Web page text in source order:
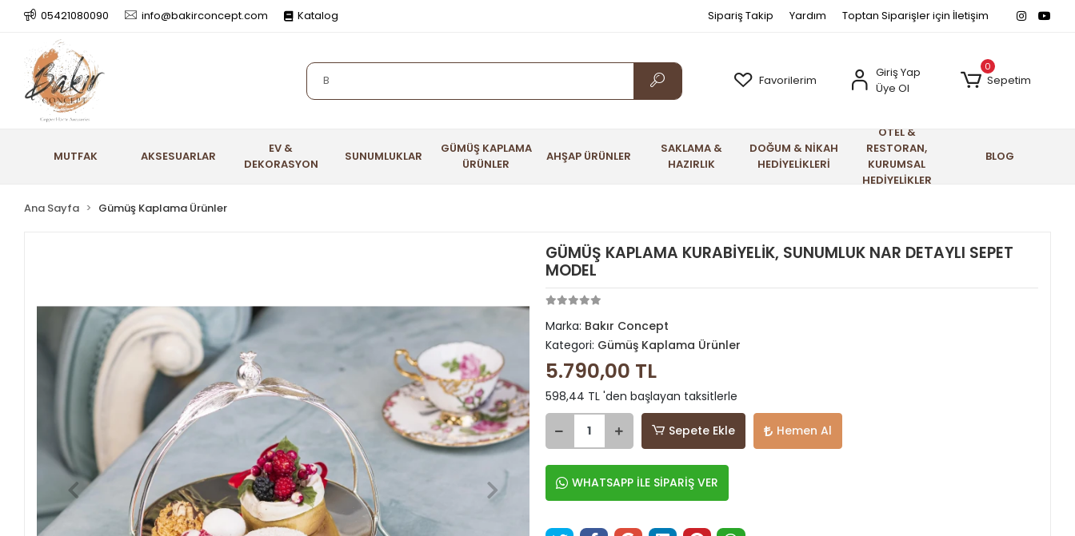
05421080090 info@bakirconcept.com Katalog Sipariş Takip Yardım Toptan Siparişler için İletişim
Favorilerim
Giriş Yap
Üye Ol
0
Sepetim
MUTFAK AKSESUARLAR
EV &
DEKORASYON
SUNUMLUKLAR
GÜMÜŞ KAPLAMA
ÜRÜNLER
AHŞAP ÜRÜNLER
SAKLAMA &
HAZIRLIK
DOĞUM & NİKAH
HEDİYELİKLERİ
OTEL &
RESTORAN,
KURUMSAL
HEDİYELİKLER
BLOG
Ana Sayfa Gümüş Kaplama Ürünler
GÜMÜŞ KAPLAMA KURABİYELİK, SUNUMLUK NAR DETAYLI SEPET
MODEL
Marka: Bakır Concept
Kategori: Gümüş Kaplama Ürünler
5.790,00 TL
598,44 TL 'den başlayan taksitlerle
Sepete Ekle Hemen Al
WHATSAPP İLE SİPARİŞ VER